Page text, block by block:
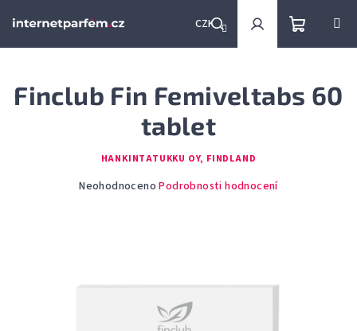
CZK
Hledat PřihlášeníNákupní
košík
Finclub Fin Femiveltabs 60
tablet
HANKINTATUKKU OY, FINDLAND
Průměrné
5
Neohodnoceno Podrobnosti hodnocení